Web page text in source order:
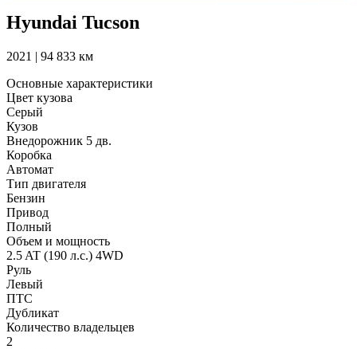
Hyundai Tucson
2021 | 94 833 км
Основные характеристики
Цвет кузова
Серый
Кузов
Внедорожник 5 дв.
Коробка
Автомат
Тип двигателя
Бензин
Привод
Полный
Объем и мощность
2.5 AT (190 л.с.) 4WD
Руль
Левый
ПТС
Дубликат
Количество владельцев
2